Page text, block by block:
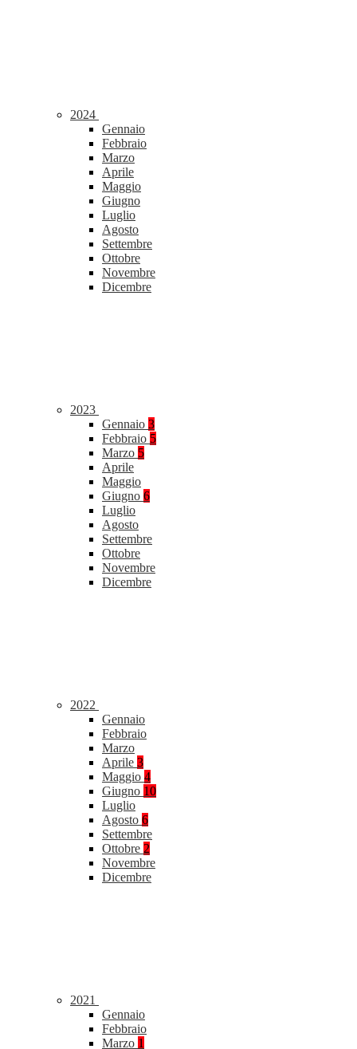
2024
Gennaio
Febbraio
Marzo
Aprile
Maggio
Giugno
Luglio
Agosto
Settembre
Ottobre
Novembre
Dicembre
2023
Gennaio 3
Febbraio 5
Marzo 5
Aprile
Maggio
Giugno 6
Luglio
Agosto
Settembre
Ottobre
Novembre
Dicembre
2022
Gennaio
Febbraio
Marzo
Aprile 3
Maggio 4
Giugno 10
Luglio
Agosto 6
Settembre
Ottobre 2
Novembre
Dicembre
2021
Gennaio
Febbraio
Marzo 1